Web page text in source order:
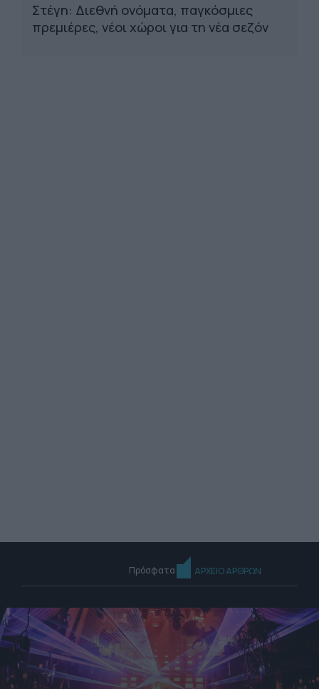
Στέγη: Διεθνή ονόματα, παγκόσμιες
πρεμιέρες, νέοι χώροι για τη νέα σεζόν
Πρόσφατα ΑΡΧΕΙΟ ΑΡΘΡΩΝ